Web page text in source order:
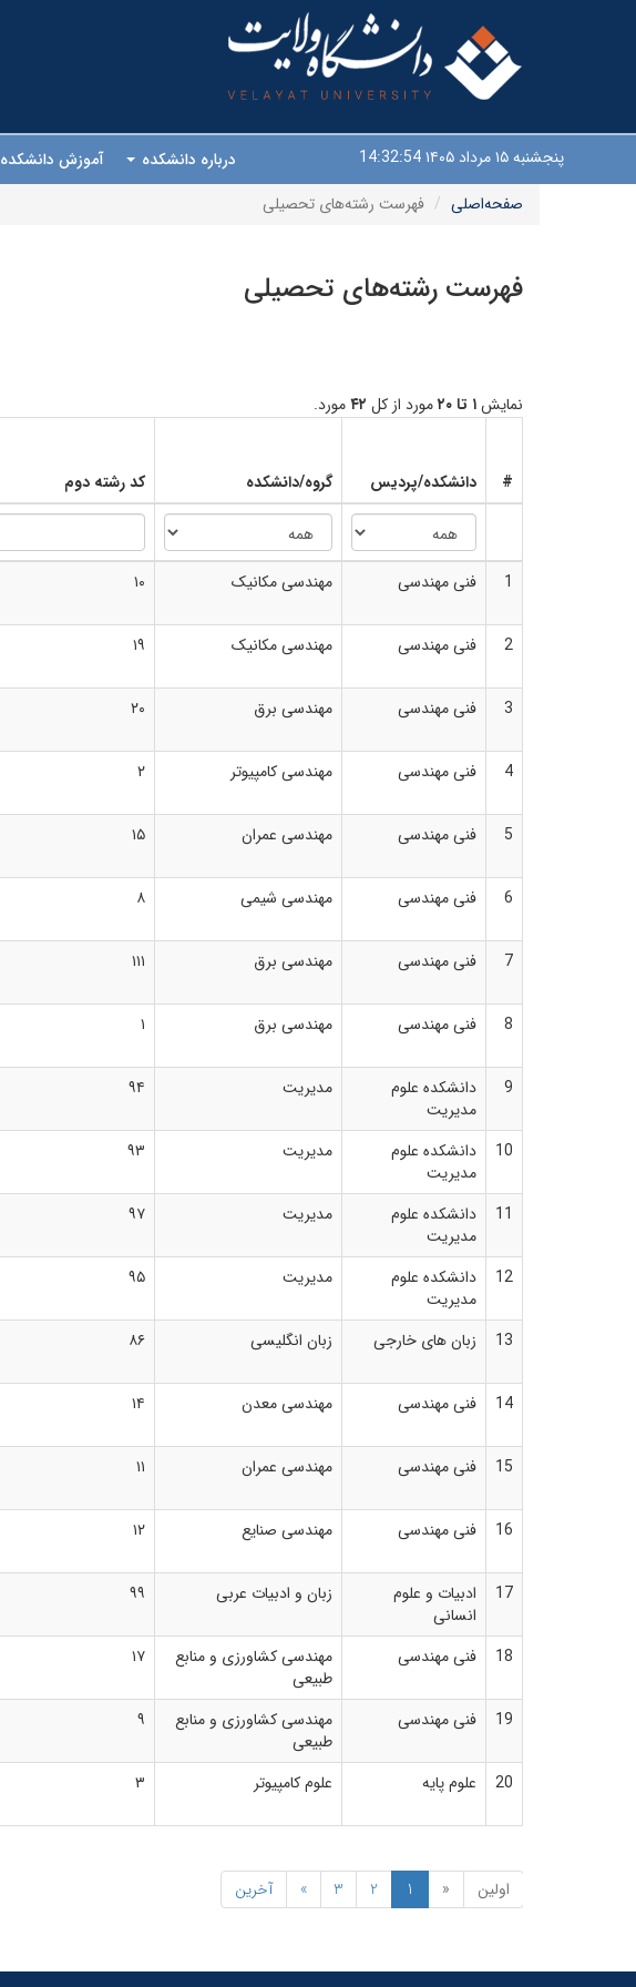
پنجشنبه ۱۵ مرداد ۱۴۰۵ 14:32:55 درباره دانشکده آموزش دانشکده
صفحه‌اصلی
فهرست رشته‌های تحصیلی
فهرست رشته‌های تحصیلی
نمایش۱ تا ۲۰ مورد از کل ۴۲مورد.
# دانشکده/پردیس گروه/دانشکده کد رشته دوم
1 فنی مهندسی مهندسی مکانیک ۱۰
2
فنی مهندسی مهندسی مکانیک ۱۹
3
فنی مهندسی مهندسی برق ۲۰
4
فنی مهندسی مهندسی کامپیوتر ۲
5
فنی مهندسی مهندسی عمران ۱۵
6
فنی مهندسی مهندسی شیمی ۸
7
فنی مهندسی مهندسی برق ۱۱۱
8
فنی مهندسی مهندسی برق ۱
9
دانشکده علوم
مدیریت
مدیریت ۹۴
10
دانشکده علوم
مدیریت
مدیریت ۹۳
11
دانشکده علوم
مدیریت
مدیریت ۹۷
12
دانشکده علوم
مدیریت
مدیریت ۹۵
13 زبان های خارجی زبان انگلیسی ۸۶
14 فنی مهندسی مهندسی معدن ۱۴
15
فنی مهندسی مهندسی عمران ۱۱
16 فنی مهندسی مهندسی صنایع ۱۲
17
ادبیات و علوم
انسانی
زبان و ادبیات عربی ۹۹
18 فنی مهندسی
مهندسی کشاورزی و منابع
طبیعی
۱۷
19
فنی مهندسی
مهندسی کشاورزی و منابع
طبیعی
۹
20
علوم پایه علوم کامپیوتر ۳
اولین «
1
2
3
» آخرین